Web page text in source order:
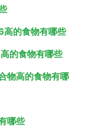
高的食物有哪些
的食物有哪些
物高的食物有哪
哪些